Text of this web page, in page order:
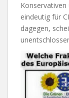
Konservativen
eindeutig für
dagegen,